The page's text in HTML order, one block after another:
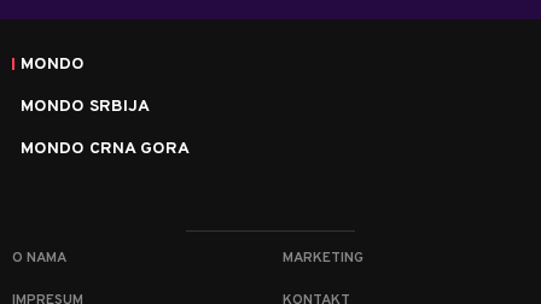
MONDO
MONDO SRBIJA
MONDO CRNA GORA
O NAMA MARKETING
IMPRESUM KONTAKT